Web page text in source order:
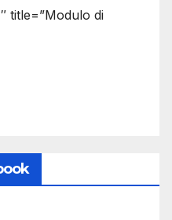
title=”Modulo di